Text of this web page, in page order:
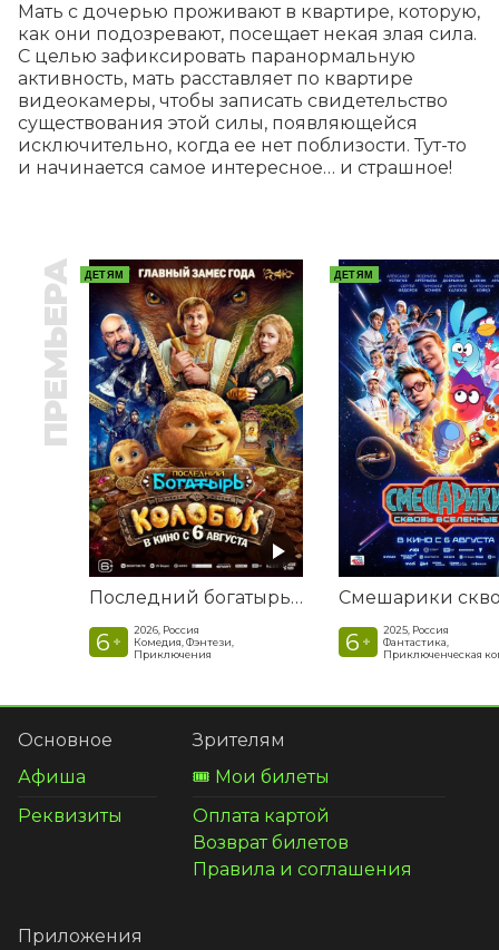
Мать с дочерью проживают в квартире, которую,
как они подозревают, посещает некая злая сила.
С целью зафиксировать паранормальную
активность, мать расставляет по квартире
видеокамеры, чтобы записать свидетельство
существования этой силы, появляющейся
исключительно, когда ее нет поблизости. Тут-то
и начинается самое интересное… и страшное!
ПРЕМЬЕРА ДЕТЯМ
Последний богатырь. Колобок
6 +
2026, Россия
Комедия, Фэнтези,
Приключения
ДЕТЯМ
6 +
2025, Россия
Фантастика,
Приключенческая
Основное
Афиша
Реквизиты
Зрителям
🎟️ Мои билеты
Оплата картой
Возврат билетов
Правила и соглашения
Приложения